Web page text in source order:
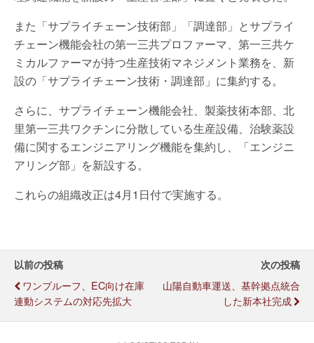
また「サプライチェーン技術部」「調達部」とサプライ
チェーン機能会社の第一三共プロファーマ、第一三共ケ
ミカルファーマが持つ生産技術マネジメント業務を、新
設の「サプライチェーン技術・調達部」に集約する。
さらに、サプライチェーン機能会社、製薬技術本部、北
里第一三共ワクチンに分散している生産設備、治験薬設
備に関するエンジニアリング機能を集約し、「エンジニ
アリング部」を新設する。
これらの組織改正は4月1日付で実施する。
以前の投稿
ワンプルーフ、EC向け在庫
連動システムの対応先拡大
次の投稿
山陽自動車運送、基幹拠点統合
した新本社完成